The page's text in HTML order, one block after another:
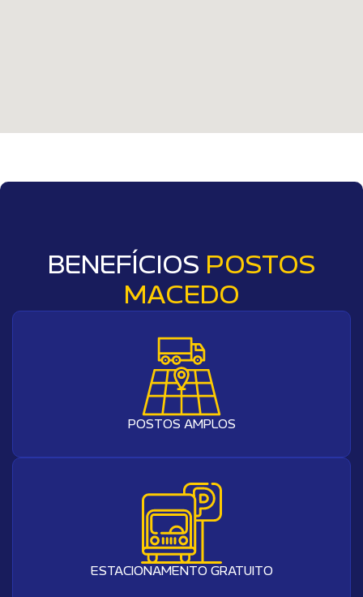
BENEFÍCIOS POSTOS
MACEDO
POSTOS AMPLOS
ESTACIONAMENTO GRATUITO